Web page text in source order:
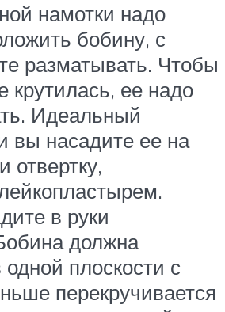
намотки надо
бобину, с
разматывать. Чтобы
крутилась, ее надо
Идеальный
вы насадите ее на
отвертку,
в руки
должна
плоскости с
перекручивается